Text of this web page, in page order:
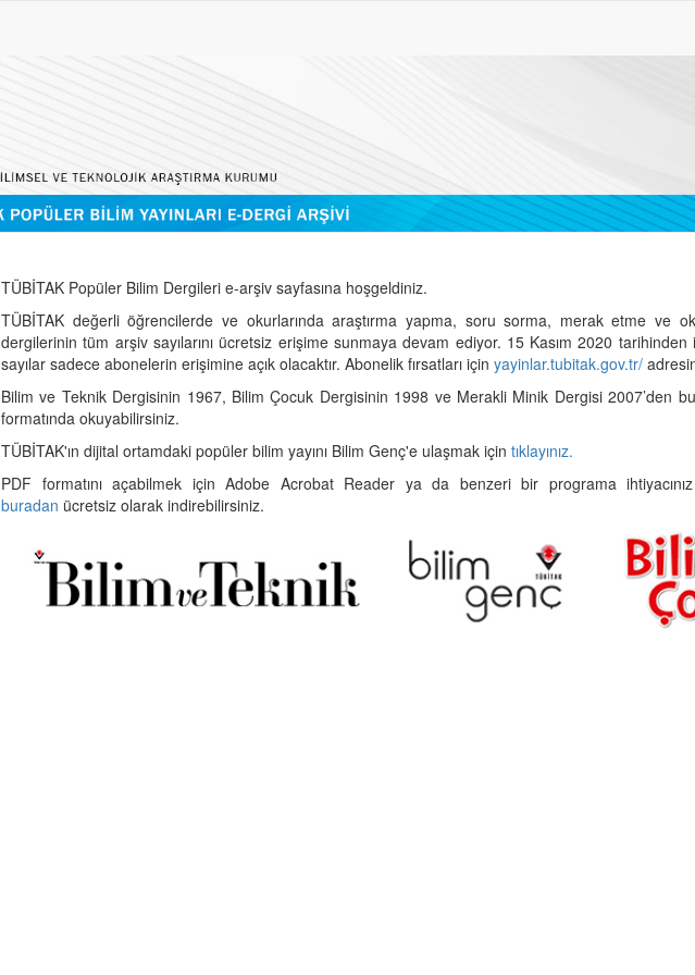
TÜBİTAK Popüler Bilim Dergileri e-arşiv sayfasına hoşgeldiniz.
TÜBİTAK değerli öğrencilerde ve okurlarında araştırma yapma, soru sorma, merak etme ve
dergilerinin tüm arşiv sayılarını ücretsiz erişime sunmaya devam ediyor. 15 Kasım 2020
sayılar sadece abonelerin erişimine açık olacaktır. Abonelik fırsatları için yayinlar.tubitak.gov.tr/
Bilim ve Teknik Dergisinin 1967, Bilim Çocuk Dergisinin 1998 ve Merakli Minik Dergisi 2007’den
formatında okuyabilirsiniz.
TÜBİTAK'ın dijital ortamdaki popüler bilim yayını Bilim Genç'e ulaşmak için tıklayınız.
PDF formatını açabilmek için Adobe Acrobat Reader ya da benzeri bir programa
buradan ücretsiz olarak indirebilirsiniz.